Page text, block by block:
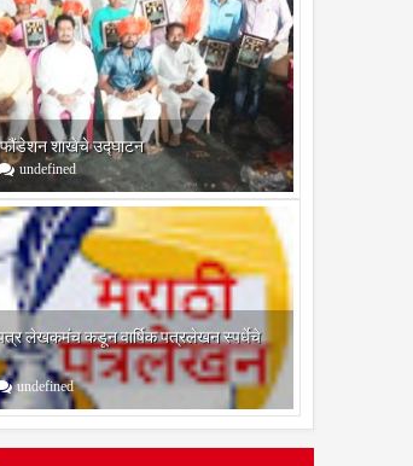
लेखकमंच कडून वार्षिक पत्रलेखन स्पर्धेचे
undefined
उमाकांत गाढवे यांचा सत्कार
undefined